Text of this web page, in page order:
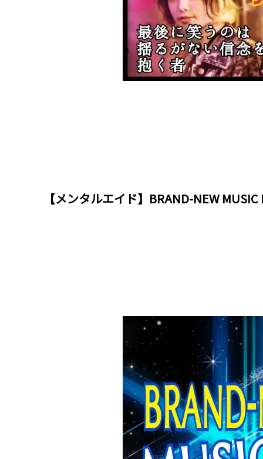
【メンタルエイド】BRAND-NEW MUSIC